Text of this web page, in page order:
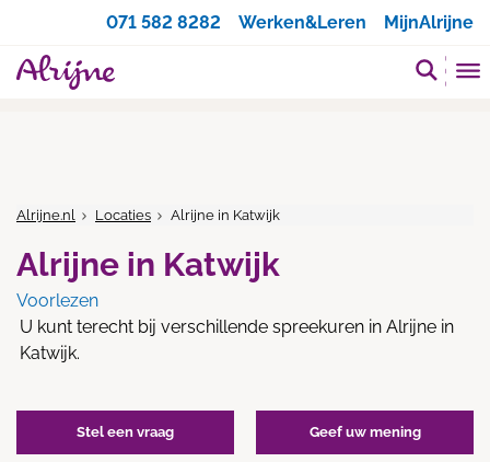
071 582 8282
Werken&Leren MijnAlrijne
Alrijne.nl Locaties Alrijne in Katwijk
Alrijne in Katwijk
Voorlezen
U kunt terecht bij verschillende spreekuren in Alrijne in
Katwijk.
Stel een vraag Geef uw mening